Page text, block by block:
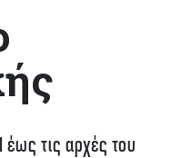
τις αρχές του